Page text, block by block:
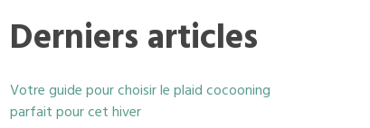
Derniers articles
Votre guide pour choisir le plaid cocooning
parfait pour cet hiver